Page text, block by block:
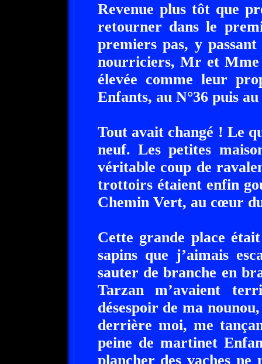
Revenue plus tôt que
retourner dans le
premiers pas, y
nourriciers, Mr et
élevée comme leur
Enfants, au N°36 puis au
Tout avait changé ! Le
neuf. Les petites
véritable coup de
trottoirs étaient enfin
Chemin Vert, au cœur
Cette grande place
sapins que j’aimais
sauter de branche en
Tarzan m’avaient
désespoir de ma
derrière moi, me
peine de martinet
plancher des vaches